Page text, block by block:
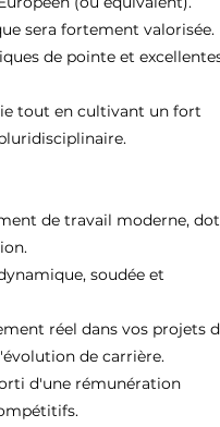
sera fortement valorisée.
de pointe et
tout en cultivant un fort
de travail moderne,
soudée et
réel dans vos projets
de carrière.
d'une rémunération